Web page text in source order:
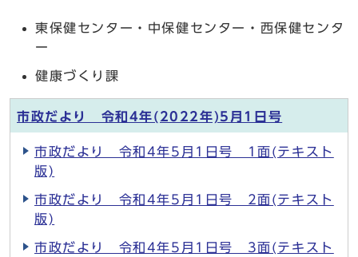
東保健センター・中保健センター・西保健センタ
ー
健康づくり課
市政だより 令和4年(2022年)5月1日号
市政だより 令和4年5月1日号 1面(テキスト
版)
市政だより 令和4年5月1日号 2面(テキスト
版)
市政だより 令和4年5月1日号 3面(テキスト